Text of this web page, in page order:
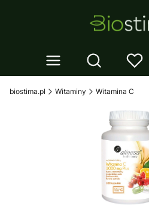
Otwórz
biostima.pl Witaminy Witamina C